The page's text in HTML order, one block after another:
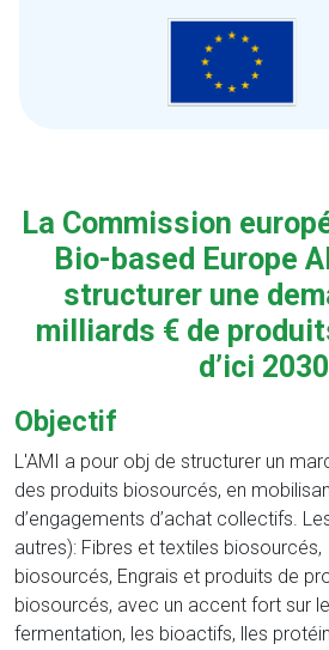
La Commission
Bio-based Europe
structurer une
milliards € de
d’ici
Objectif
L'AMI a pour obj de structurer un
des produits biosourcés, en
d’engagements d’achat collectifs.
autres): Fibres et textiles
biosourcés, Engrais et produits de
biosourcés, avec un accent fort sur
fermentation, les bioactifs, lles